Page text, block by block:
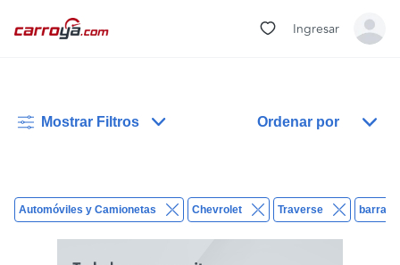
Ingresar
Mostrar Filtros Ordenar por
Automóviles y Camionetas Chevrolet Traverse